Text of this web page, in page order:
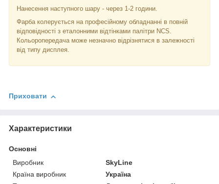
Нанесення наступного шару - через 1-2 години.
Фарба колерується на професійному обладнанні в повній
відповідності з еталонними відтінками палітри NCS.
Кольоропередача може незначно відрізнятися в залежності
від типу дисплея.
Приховати
Характеристики
Основні
Виробник
SkyLine
Країна виробник
Україна